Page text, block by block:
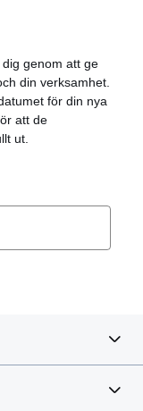
genom att ge
din verksamhet.
för din nya
att de
ut.